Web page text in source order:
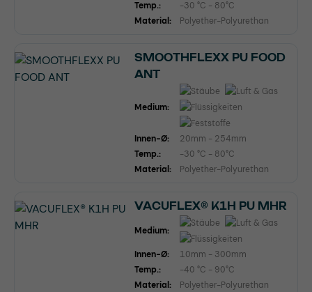
Temp.:
-30 °C - 80°C
Material:
Polyether-Polyurethan
SMOOTHFLEXX PU FOOD
ANT
Medium:
Innen-Ø:
20mm - 254mm
Temp.:
-30 °C - 80°C
Material:
Polyether-Polyurethan
VACUFLEX® K1H PU MHR
Medium:
Innen-Ø:
10mm - 300mm
Temp.:
-40 °C - 90°C
Material:
Polyether-Polyurethan